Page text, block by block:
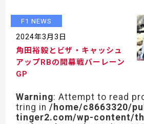
F1 NEWS
2024年3月3日
角田裕毅とビザ・キャッシュ
アップRBの開幕戦バーレーン
GP
Warning: Attempt to read
tring in/home/c8663320/
tinger2.com/wp-content/